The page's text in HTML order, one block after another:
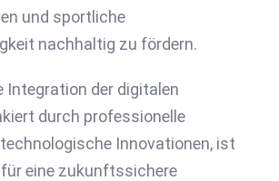
und sportliche
nachhaltig zu fördern.
Integration der digitalen
durch professionelle
Innovationen, ist
für eine zukunftssichere